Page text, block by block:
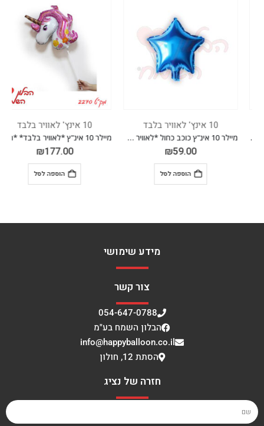
מיילר 10 אינ"ץ כוכב כחול *לאוויר בלבד* *חבילה של 50 יח'*
₪59.00
הוספה לסל
מיילר 10 אינ"ץ *לאוויר בלבד* *חבילה של 50 יח'*
₪177.00
הוספה לסל
מידע שימושי
צור קשר
054-647-0788
הבלון השמח בע"מ
info@happyballoon.co.il
הסתת 12, חולון
חזרה של נציג